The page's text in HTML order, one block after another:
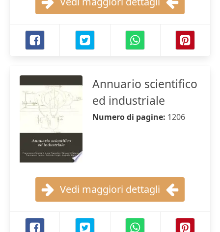
Annuario scientifico
ed industriale
Numero di pagine: 1206
Vedi maggiori dettagli